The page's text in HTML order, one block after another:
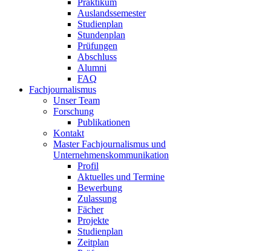
Praktikum
Auslandssemester
Studienplan
Stundenplan
Prüfungen
Abschluss
Alumni
FAQ
Fachjournalismus
Unser Team
Forschung
Publikationen
Kontakt
Master Fachjournalismus und
Unternehmenskommunikation
Profil
Aktuelles und Termine
Bewerbung
Zulassung
Fächer
Projekte
Studienplan
Zeitplan